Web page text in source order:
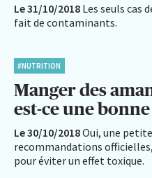
Le 31/10/2018 Les seuls cas
fait de contaminants.
#NUTRITION
Manger des
est-ce une bonne
Le 30/10/2018Oui, une
recommandations
pour éviter un effet toxique.